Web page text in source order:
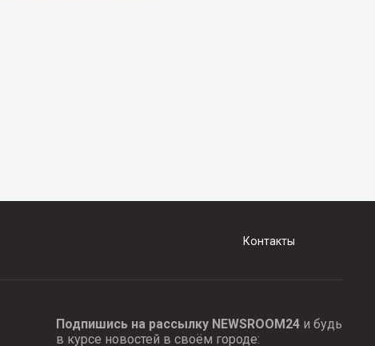
Контакты
Подпишись на рассылку NEWSROOM24и будь
в курсе новостей в своём городе: